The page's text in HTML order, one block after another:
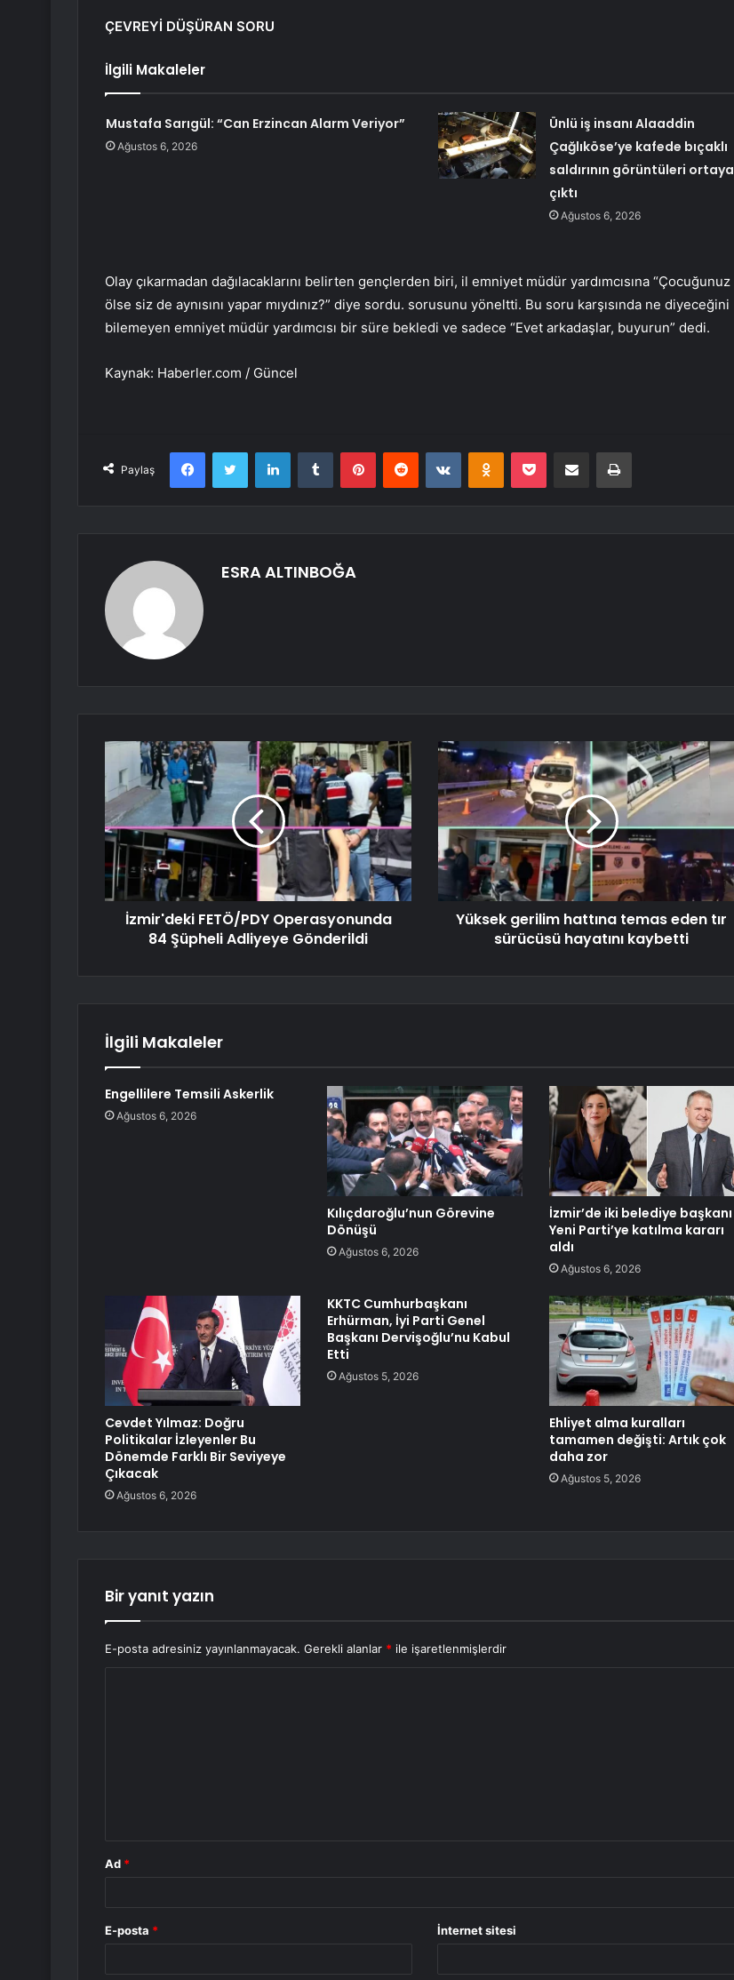
ÇEVREYİ DÜŞÜRAN SORU
İlgili Makaleler
Mustafa Sarıgül: “Can Erzincan Alarm Veriyor”
Ağustos 6, 2026
Ünlü iş insanı Alaaddin
Çağlıköse’ye kafede bıçaklı
saldırının görüntüleri ortaya
çıktı
Ağustos 6, 2026
Olay çıkarmadan dağılacaklarını belirten gençlerden biri, il emniyet müdür yardımcısına “Çocuğunuz
ölse siz de aynısını yapar mıydınız?” diye sordu. sorusunu yöneltti. Bu soru karşısında ne diyeceğini
bilemeyen emniyet müdür yardımcısı bir süre bekledi ve sadece “Evet arkadaşlar, buyurun” dedi.
Kaynak: Haberler.com / Güncel
Paylaş
FacebookTwitter LinkedInTumblr PinterestReddit VKontakteOdnoklassniki
Pocket E-Posta ile paylaş Yazdır
ESRA ALTINBOĞA
İzmir'deki FETÖ/PDY Operasyonunda
84 Şüpheli Adliyeye Gönderildi
Yüksek gerilim hattına temas eden tır
sürücüsü hayatını kaybetti
İlgili Makaleler
Engellilere Temsili Askerlik
Ağustos 6, 2026
Kılıçdaroğlu’nun Görevine
Dönüşü
Ağustos 6, 2026
İzmir’de iki belediye başkanı
Yeni Parti’ye katılma kararı
aldı
Ağustos 6, 2026
Cevdet Yılmaz: Doğru
Politikalar İzleyenler Bu
Dönemde Farklı Bir Seviyeye
Çıkacak
Ağustos 6, 2026
KKTC Cumhurbaşkanı
Erhürman, İyi Parti Genel
Başkanı Dervişoğlu’nu Kabul
Etti
Ağustos 5, 2026
Ehliyet alma kuralları
tamamen değişti: Artık çok
daha zor
Ağustos 5, 2026
Bir yanıt yazın
E-posta adresiniz yayınlanmayacak. Gerekli alanlar * ile işaretlenmişlerdir
Ad *
E-posta * İnternet sitesi